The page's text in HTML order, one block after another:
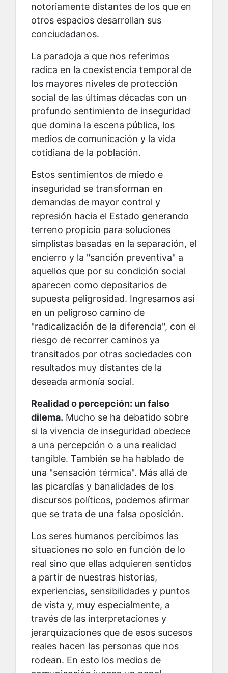
notoriamente distantes de los que en
otros espacios desarrollan sus
conciudadanos.
La paradoja a que nos referimos
radica en la coexistencia temporal de
los mayores niveles de protección
social de las últimas décadas con un
profundo sentimiento de inseguridad
que domina la escena pública, los
medios de comunicación y la vida
cotidiana de la población.
Estos sentimientos de miedo e
inseguridad se transforman en
demandas de mayor control y
represión hacia el Estado generando
terreno propicio para soluciones
simplistas basadas en la separación, el
encierro y la "sanción preventiva" a
aquellos que por su condición social
aparecen como depositarios de
supuesta peligrosidad. Ingresamos así
en un peligroso camino de
"radicalización de la diferencia", con el
riesgo de recorrer caminos ya
transitados por otras sociedades con
resultados muy distantes de la
deseada armonía social.
Realidad o percepción: un falso
dilema. Mucho se ha debatido sobre
si la vivencia de inseguridad obedece
a una percepción o a una realidad
tangible. También se ha hablado de
una "sensación térmica". Más allá de
las picardías y banalidades de los
discursos políticos, podemos afirmar
que se trata de una falsa oposición.
Los seres humanos percibimos las
situaciones no solo en función de lo
real sino que ellas adquieren sentidos
a partir de nuestras historias,
experiencias, sensibilidades y puntos
de vista y, muy especialmente, a
través de las interpretaciones y
jerarquizaciones que de esos sucesos
reales hacen las personas que nos
rodean. En esto los medios de